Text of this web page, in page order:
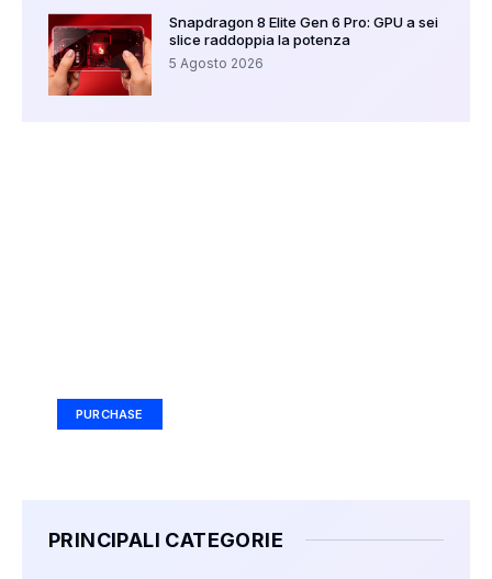
Snapdragon 8 Elite Gen 6 Pro: GPU a sei
slice raddoppia la potenza
5 Agosto 2026
PURCHASE
PRINCIPALI CATEGORIE